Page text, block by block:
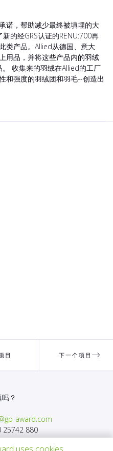
诺，帮助减少最终被填埋的大
的经GRS认证的RENU:700再
类产品。Allied从德国、意大
用品，并将这些产品内的羽绒
收集来的羽绒在Allied的工厂
和强度的羽绒团和羽毛--创造出
目 下一个项目
？
award.com
25742 880
uses cookies